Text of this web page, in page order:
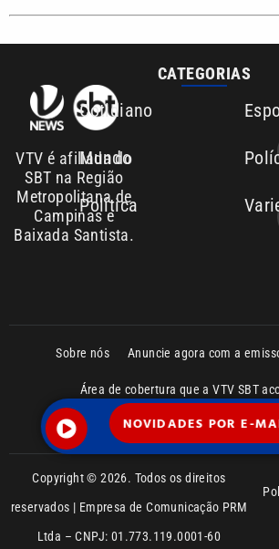
NOVIDADES POR E-
Anuncie agora com a
Área de cobertura que a VTV SBT
Entre em contato com a VTV
Copyright © 2026. Todos os direitos
reservados | Empresa de Comunicação PRM